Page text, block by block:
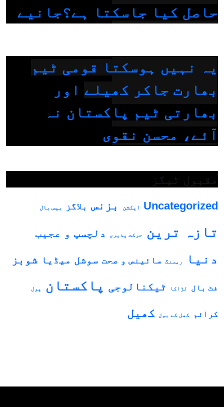
حاصل کیا جاسکتا ہے؟جانیے
یہ نہیں ہوسکتا قومی ٹیم
بھارت جاکر کھیلے اور
بھارتی ٹیم پاکستان نہ
آئے، محسن نقوی
مقبول ٹیگز
Uncategorized ایکشن بزنس بلاگز بیس بال
تازہ ترین حرکت پذیری دلچسپ و عجیب
دنیا ریسنگ سائینس و صحت سوشل میڈیا شوبز
فٹ بال لڑاکا ٹیکنالوجی پاکستان پول
کرائم کھل کے بول کھیل